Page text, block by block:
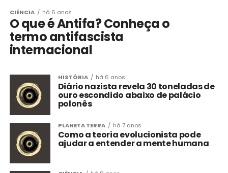
CIÊNCIA há 6 anos
O que é Antifa? Conheça o
termo antifascista
internacional
HISTÓRIA há 6 anos
Diário nazista revela 30 toneladas de
ouro escondido abaixo de palácio
polonês
PLANETA TERRA há 7 anos
Como a teoria evolucionista pode
ajudar a entender a mente humana